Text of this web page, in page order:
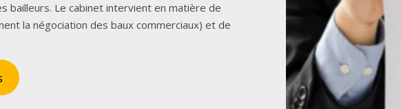
bailleurs. Le cabinet intervient en matière de
la négociation des baux commerciaux) et de